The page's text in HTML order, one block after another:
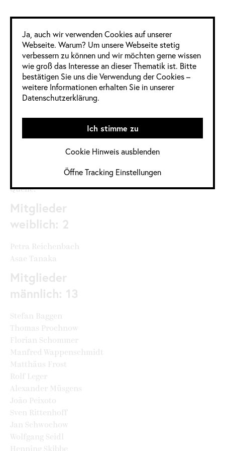
2 Frauen 13 Männer 0 Divers
Informationen
im Detail
2020 / 2021
Deutschland,
Kommunikationsdesign
Quelle:
Mitglieder
weiblich: 2
Petra Reichenbach
Asae Tanaka
Mitglieder
männlich: 13
Stefan Baggen
Thomas Prochnow
Florian Schommer
Manfred Wappenschmidt
Matthäus Frost
Rolf Leger
Alexander Müsgens
João Peixoto
Sven Rittenhoff
Jan Schwochow
Wolfgang Seidl
Henning Skibbe
Ja, auch wir verwenden Cookies auf unserer
Webseite. Warum? Um unsere Webseite stetig
verbessern zu können und wir möchten gerne wissen
wie groß das Interesse an dieser Thematik ist. Bitte
bestätigen Sie uns die Verwendung der Cookies –
weitere Informationen erhalten Sie in unserer
Datenschutzerklärung.
Ich stimme zu
Cookie Hinweis ausblenden
Öffne Tracking Einstellungen
Google Analytics